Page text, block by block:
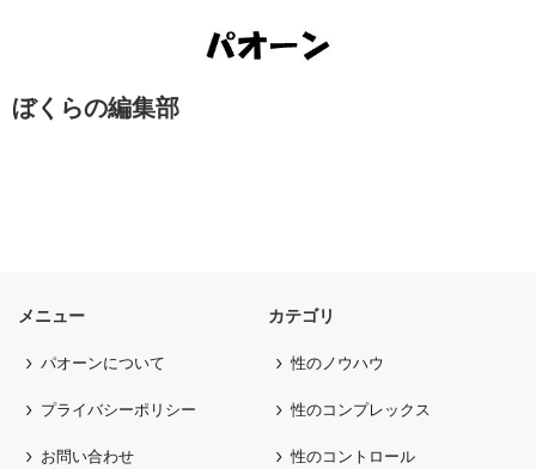
ぼくらの編集部
メニュー
パオーンについて
プライバシーポリシー
お問い合わせ
カテゴリ
性のノウハウ
性のコンプレックス
性のコントロール